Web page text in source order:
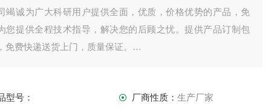
竭诚为广大科研用户提供全面，优质，价格优势的产品，免
您提供全程技术指导，解决您的后顾之忧。提供产品订制包
免费快递送货上门，质量保证。
型号：
厂商性质： 生产厂家